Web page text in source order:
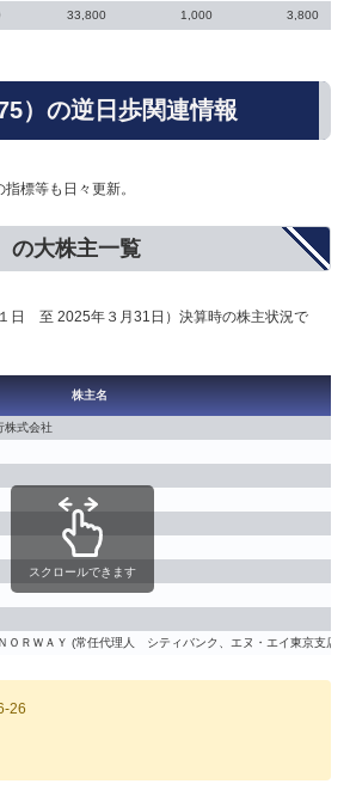
33,800 1,000 3,800
）の逆日歩関連情報
標等も日々更新。
の大株主一覧
日 至 2025年３月31日）決算時の株主状況で
株主名
株式会社
ＲＷＡＹ (常任代理人 シティバンク、エヌ・エイ東京支店)
スクロールできます
26